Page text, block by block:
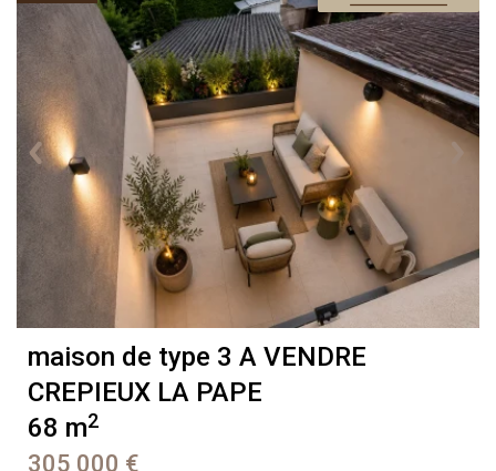
maison de type 3 A VENDRE
CREPIEUX LA PAPE
68 m2
305 000 €